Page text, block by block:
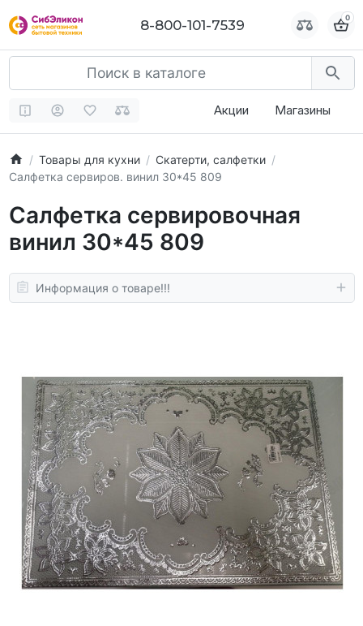
8-800-101-7539 0
Акции Магазины
Товары для кухни
Скатерти, салфетки
Салфетка сервиров. винил 30*45 809
Салфетка сервировочная
винил 30*45 809
Информация о товаре!!!
8-800-101-7539 0